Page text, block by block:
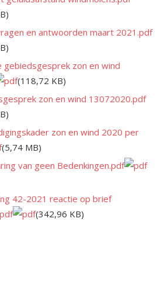
en antwoorden maart 2021.pdf
zon en wind
(118,72 KB)
zon en wind 13072020.pdf
zon en wind 2020 per
(5,74 MB)
van geen Bedenkingen.pdf
42-2021 reactie op brief
(342,96 KB)